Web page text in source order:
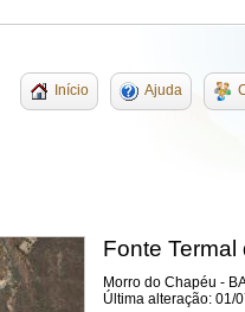
Início Ajuda
Fonte Termal
Morro do Chapéu -
Última alteração: 01/